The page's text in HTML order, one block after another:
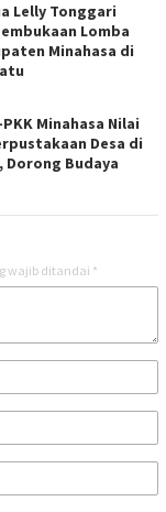
Lelly Tonggari
Lomba
Minahasa di
Minahasa Nilai
Desa di
Dorong Budaya
wajib ditandai *